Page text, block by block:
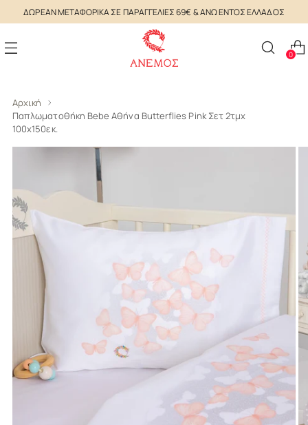
ΔΩΡΕΑΝ ΜΕΤΑΦΟΡΙΚΑ ΣΕ ΠΑΡΑΓΓΕΛΙΕΣ 69€ & ΑΝΩ ΕΝΤΟΣ ΕΛΛΑΔΟΣ
0
Αρχική
Παπλωματοθήκη Bebe Aθήνα Butterflies Pink Σετ 2τμχ
100x150εκ.